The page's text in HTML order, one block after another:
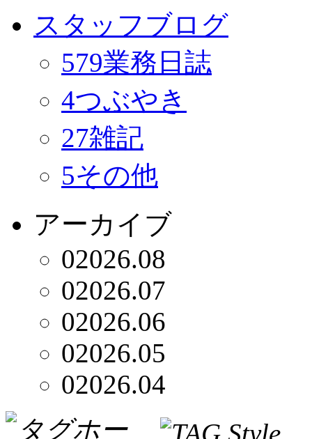
スタッフブログ
579業務日誌
4つぶやき
27雑記
5その他
アーカイブ
02026.08
02026.07
02026.06
02026.05
02026.04